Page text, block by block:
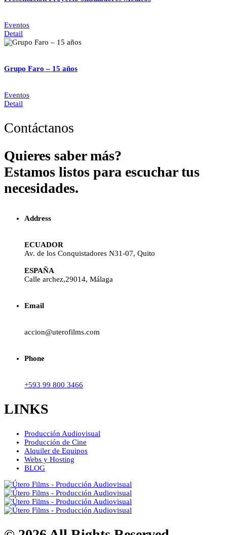
Eventos
Detail
Grupo Faro – 15 años
Eventos
Detail
Contáctanos
Quieres saber más?
Estamos listos para escuchar tus
necesidades.
Address
ECUADOR
Av. de los Conquistadores N31-07, Quito
ESPAÑA
Calle archez,29014, Málaga
Email
accion@uterofilms.com
Phone
+593 99 800 3466
LINKS
Producción Audiovisual
Producción de Cine
Alquiler de Equipos
Webs y Hosting
BLOG